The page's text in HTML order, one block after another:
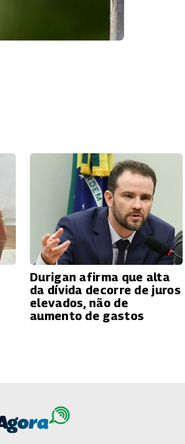
Durigan afirma que alta
da dívida decorre de juros
elevados, não de
aumento de gastos